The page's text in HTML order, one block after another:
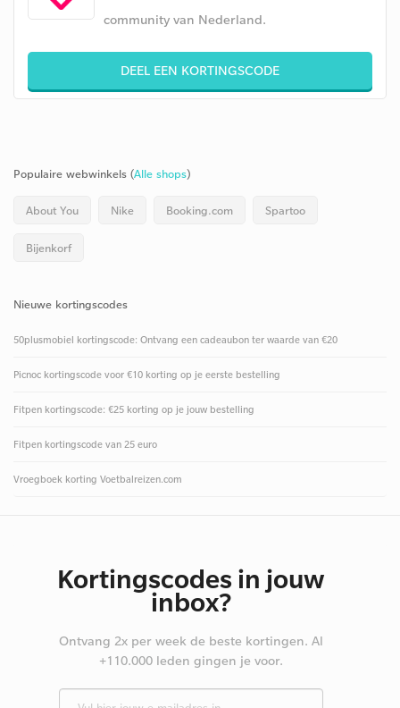
community van Nederland.
DEEL EEN KORTINGSCODE
Populaire webwinkels (Alle shops)
About You Nike Booking.com Spartoo
Bijenkorf
Nieuwe kortingscodes
50plusmobiel kortingscode: Ontvang een cadeaubon ter waarde van €20
Picnoc kortingscode voor €10 korting op je eerste bestelling
Fitpen kortingscode: €25 korting op je jouw bestelling
Fitpen kortingscode van 25 euro
Vroegboek korting Voetbalreizen.com
Kortingscodes in jouw
inbox?
Ontvang 2x per week de beste kortingen. Al
+110.000 leden gingen je voor.